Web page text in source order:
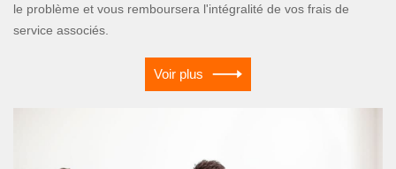
le problème et vous remboursera l'intégralité de vos frais de
service associés.
Voir plus